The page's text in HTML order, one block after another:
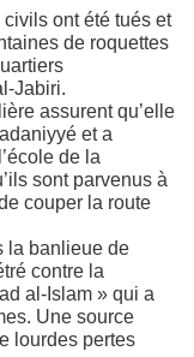
ont été tués et
de roquettes
Jabiri.
assurent qu’elle
et a
de la
sont parvenus à
couper la route
la banlieue de
contre la
al-Islam » qui a
Une source
lourdes pertes